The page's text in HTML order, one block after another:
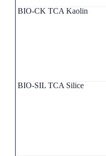
BIO-CK TCA Kaolin
BIO-SIL TCA Silice